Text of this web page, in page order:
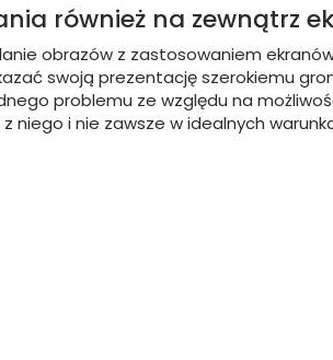
również na zewnątrz
obrazów z zastosowaniem
swoją prezentację szerokiemu
problemu ze względu na
niego i nie zawsze w idealnych